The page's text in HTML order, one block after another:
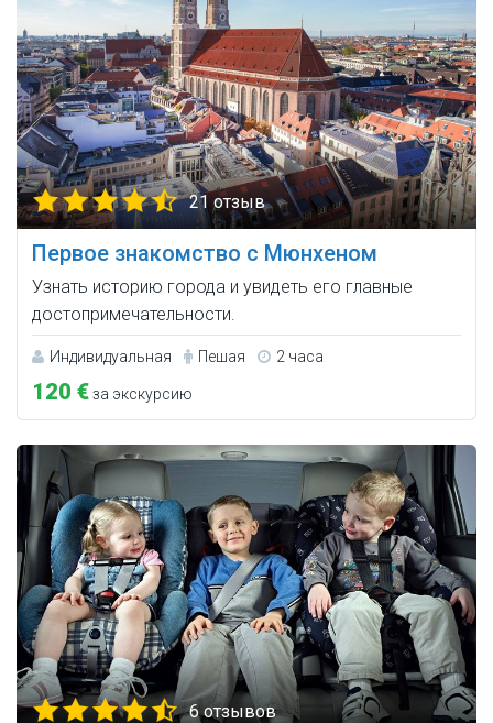
21 отзыв
Первое знакомство с Мюнхеном
Узнать историю города и увидеть его главные
достопримечательности.
Индивидуальная Пешая 2 часа
120 €за экскурсию
6 отзывов